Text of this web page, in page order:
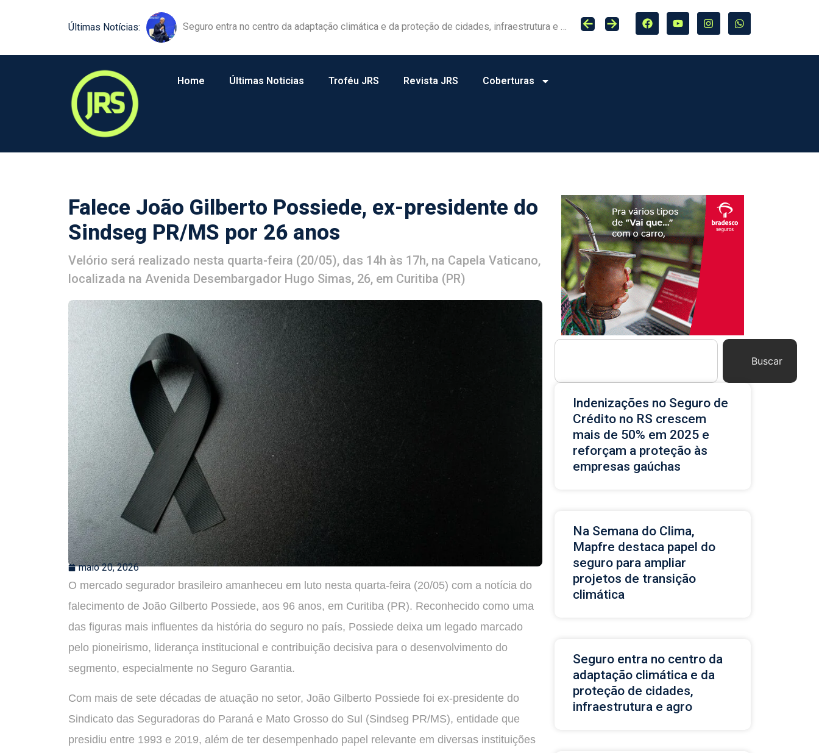
Últimas Notícias: Seguro entra no centro da adaptação climática e da proteção de cidades, infraestrutura e agro
Equipamentos agrícolas ganham protagonismo na gestão de riscos no campo
Home Últimas Noticias Troféu JRS Revista JRS Coberturas
Falece João Gilberto Possiede, ex-presidente do
Sindseg PR/MS por 26 anos
Velório será realizado nesta quarta-feira (20/05), das 14h às 17h, na Capela Vaticano,
localizada na Avenida Desembargador Hugo Simas, 26, em Curitiba (PR)
maio 20, 2026
O mercado segurador brasileiro amanheceu em luto nesta quarta-feira (20/05) com a notícia do
falecimento de João Gilberto Possiede, aos 96 anos, em Curitiba (PR). Reconhecido como uma
das figuras mais influentes da história do seguro no país, Possiede deixa um legado marcado
pelo pioneirismo, liderança institucional e contribuição decisiva para o desenvolvimento do
segmento, especialmente no Seguro Garantia.
Com mais de sete décadas de atuação no setor, João Gilberto Possiede foi ex-presidente do
Sindicato das Seguradoras do Paraná e Mato Grosso do Sul (Sindseg PR/MS), entidade que
presidiu entre 1993 e 2019, além de ter desempenhado papel relevante em diversas instituições
Buscar
Indenizações no Seguro de
Crédito no RS crescem
mais de 50% em 2025 e
reforçam a proteção às
empresas gaúchas
Na Semana do Clima,
Mapfre destaca papel do
seguro para ampliar
projetos de transição
climática
Seguro entra no centro da
adaptação climática e da
proteção de cidades,
infraestrutura e agro